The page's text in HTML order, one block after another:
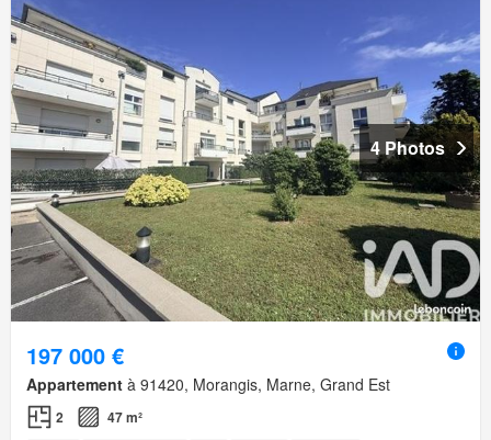
4 Photos
197 000 €
Appartement à 91420, Morangis, Marne, Grand Est
2 47 m²